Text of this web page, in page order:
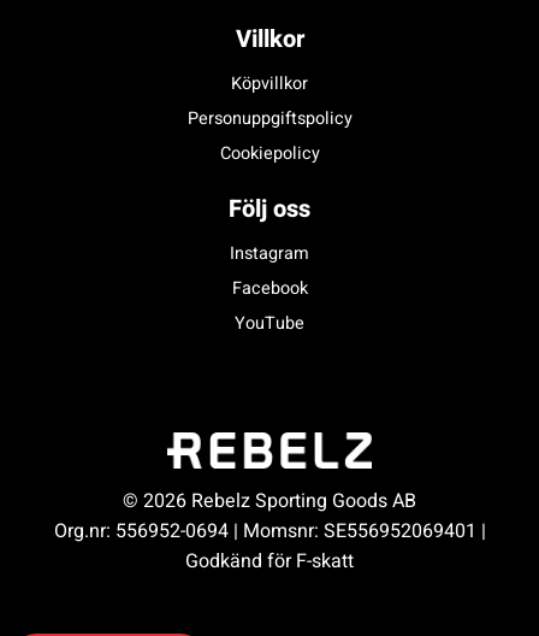
Villkor
Köpvillkor
Personuppgiftspolicy
Cookiepolicy
Följ oss
Instagram
Facebook
YouTube
© 2026 Rebelz Sporting Goods AB
Org.nr: 556952-0694 | Momsnr: SE556952069401 |
Godkänd för F-skatt